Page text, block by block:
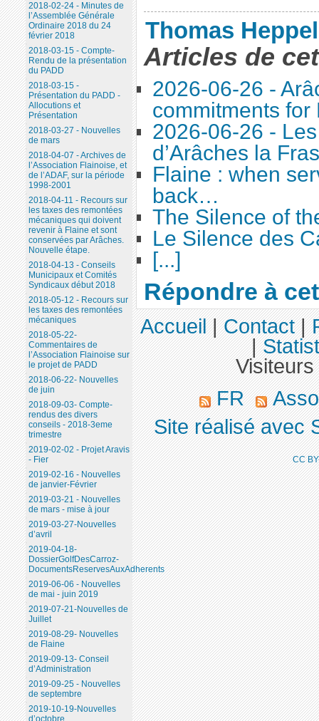
Thomas Heppel
Articles de
2026-06-26 -
commitments for
2026-06-26 -
d’Arâches la
Flaine : when
back…
The Silence of
Le Silence des
[...]
Répondre à
2018-02-24 - Minutes de
l’Assemblée Générale
Ordinaire 2018 du 24
février 2018
2018-03-15 - Compte-
Rendu de la présentation
du PADD
2018-03-15 -
Présentation du PADD -
Allocutions et
Présentation
2018-03-27 - Nouvelles
de mars
2018-04-07 - Archives de
l’Association Flainoise, et
de l’ADAF, sur la période
1998-2001
2018-04-11 - Recours sur
les taxes des remontées
mécaniques qui doivent
revenir à Flaine et sont
conservées par Arâches.
Nouvelle étape.
2018-04-13 - Conseils
Municipaux et Comités
Syndicaux début 2018
2018-05-12 - Recours sur
les taxes des remontées
mécaniques
2018-05-22-
Commentaires de
l’Association Flainoise sur
le projet de PADD
2018-06-22- Nouvelles
de juin
2018-09-03- Compte-
rendus des divers
conseils - 2018-3eme
trimestre
2019-02-02 - Projet Aravis
- Fier
2019-02-16 - Nouvelles
de janvier-Février
2019-03-21 - Nouvelles
de mars - mise à jour
2019-03-27-Nouvelles
d’avril
2019-04-18-
DossierGolfDesCarroz-
DocumentsReservesAuxAdherents
2019-06-06 - Nouvelles
de mai - juin 2019
2019-07-21-Nouvelles de
Juillet
2019-08-29- Nouvelles
de Flaine
2019-09-13- Conseil
d’Administration
2019-09-25 - Nouvelles
de septembre
2019-10-19-Nouvelles
Accueil|Contact|
|
FR
Site réalisé avec
CC